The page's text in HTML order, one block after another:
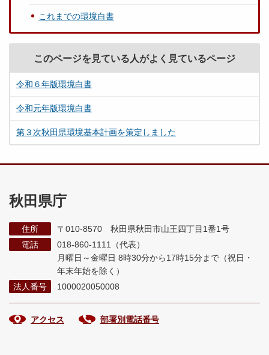
これまでの環境白書
このページを見ている人がよく見ているページ
令和６年版環境白書
令和元年版環境白書
第３次秋田県環境基本計画を策定しました
秋田県庁
住所
〒010-8570 秋田県秋田市山王四丁目1番1号
電話
018-860-1111（代表）
月曜日～金曜日 8時30分から17時15分まで （祝日・
年末年始を除く）
法人番号
1000020050008
アクセス 部署別電話番号